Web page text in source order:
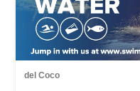
del Coco